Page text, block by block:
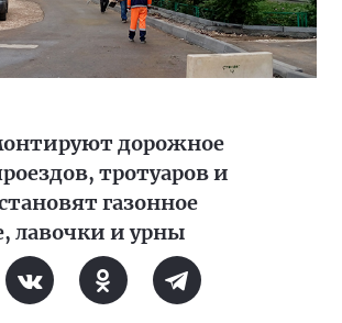
дорожное
тротуаров и
газонное
лавочки и урны